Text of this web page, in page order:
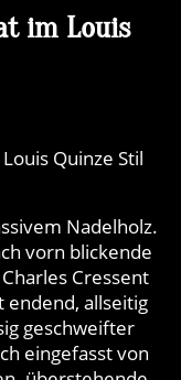
im Louis
Quinze Stil
Nadelholz.
vorn blickende
Cressent
endend, allseitig
geschweifter
eingefasst von